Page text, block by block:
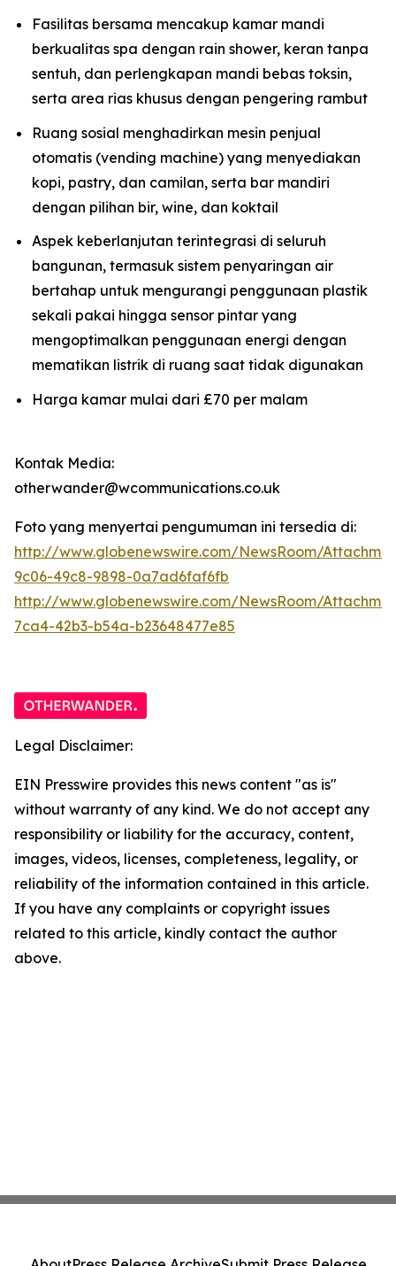
Fasilitas bersama mencakup kamar mandi
berkualitas spa dengan rain shower, keran tanpa
sentuh, dan perlengkapan mandi bebas toksin,
serta area rias khusus dengan pengering rambut
Ruang sosial menghadirkan mesin penjual
otomatis (vending machine) yang menyediakan
kopi, pastry, dan camilan, serta bar mandiri
dengan pilihan bir, wine, dan koktail
Aspek keberlanjutan terintegrasi di seluruh
bangunan, termasuk sistem penyaringan air
bertahap untuk mengurangi penggunaan plastik
sekali pakai hingga sensor pintar yang
mengoptimalkan penggunaan energi dengan
mematikan listrik di ruang saat tidak digunakan
Harga kamar mulai dari £70 per malam
Kontak Media:
otherwander@wcommunications.co.uk
Foto yang menyertai pengumuman ini tersedia di:
http://www.globenewswire.com/NewsRoom/
9c06-49c8-9898-0a7ad6faf6fb
http://www.globenewswire.com/NewsRoom/
7ca4-42b3-b54a-b23648477e85
Legal Disclaimer:
EIN Presswire provides this news content "as is"
without warranty of any kind. We do not accept any
responsibility or liability for the accuracy, content,
images, videos, licenses, completeness, legality, or
reliability of the information contained in this article.
If you have any complaints or copyright issues
related to this article, kindly contact the author
above.